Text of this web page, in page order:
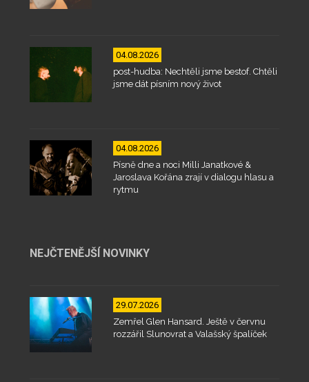
04.08.2026
post-hudba: Nechtěli jsme bestof. Chtěli
jsme dát písním nový život
04.08.2026
Písně dne a noci Milli Janatkové &
Jaroslava Kořána zrají v dialogu hlasu a
rytmu
NEJČTENĚJŠÍ NOVINKY
29.07.2026
Zemřel Glen Hansard. Ještě v červnu
rozzářil Slunovrat a Valašský špalíček